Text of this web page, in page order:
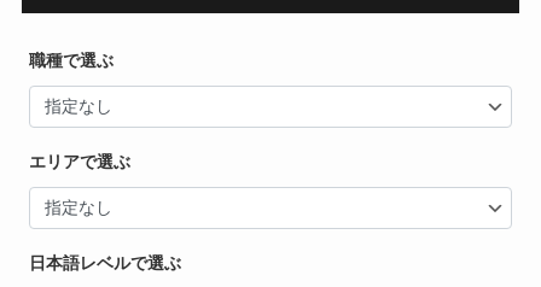
職種で選ぶ
エリアで選ぶ
日本語レベルで選ぶ